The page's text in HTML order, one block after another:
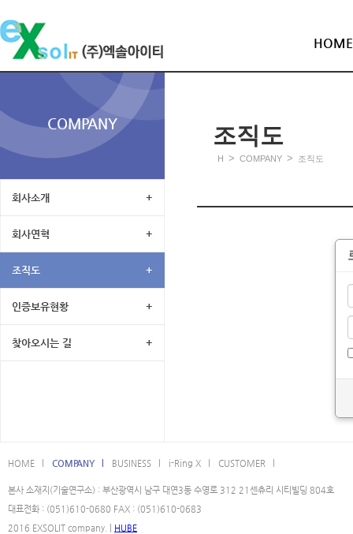
HOME
COMPANY
회사소개 +
회사연혁 +
조직도 +
인증보유현황 +
찾아오시는 길 +
조직도
H > COMPANY > 조직도
HOME l COMPANY l BUSINESS l i-Ring X l CUSTOMER l
본사 소재지(기술연구소) : 부산광역시 남구 대연3동 수영로 312 21센츄리 시티빌딩 804호
대표전화 : (051)610-0680 FAX : (051)610-0683
2016 EXSOLIT company. | HUBE